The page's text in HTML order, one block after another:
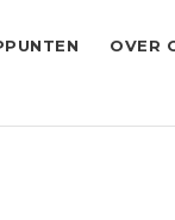
OVER